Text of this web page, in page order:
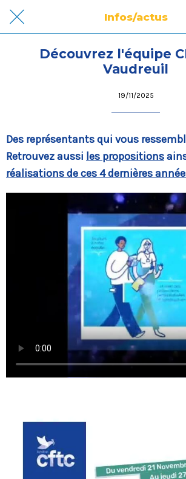
Infos/actus
Découvrez l'équipe
Vaudreuil
19/11/2025
Des représentants qui vous
Retrouvez aussi les propositions
réalisations de ces 4 dernières